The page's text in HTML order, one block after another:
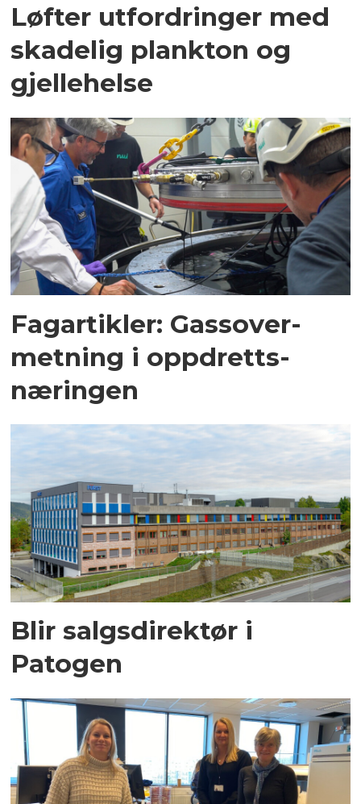
Løfter utfordringer med
skadelig plankton og
gjellehelse
Fagartikler: Gassover­
metning i oppdretts­
næringen
Blir salgsdirektør i
Patogen